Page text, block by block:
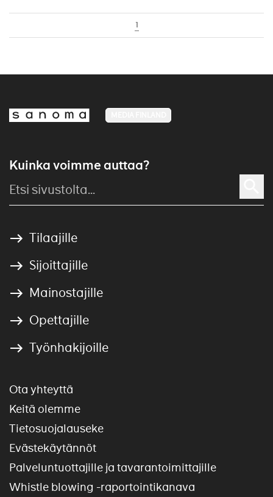
1
Kuinka voimme auttaa?
Tilaajille
Sijoittajille
Mainostajille
Opettajille
Työnhakijoille
Ota yhteyttä
Keitä olemme
Tietosuojalauseke
Evästekäytännöt
Palveluntuottajille ja tavarantoimittajille
Whistle blowing -raportointikanava